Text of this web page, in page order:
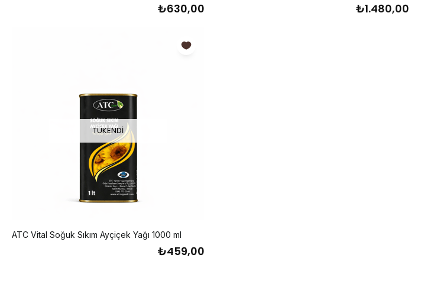
₺630,00 ₺1.480,00
TÜKENDI
ATC Vital Soğuk Sıkım Ayçiçek Yağı 1000 ml
₺459,00